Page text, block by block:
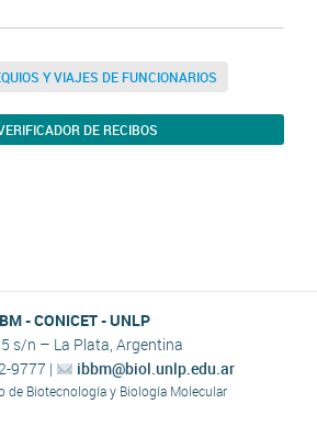
Y VIAJES DE FUNCIONARIOS
DE RECIBOS
- CONICET - UNLP
s/n – La Plata, Argentina
9777 |
ibbm@biol.unlp.edu.ar
Biotecnología y Biología Molecular